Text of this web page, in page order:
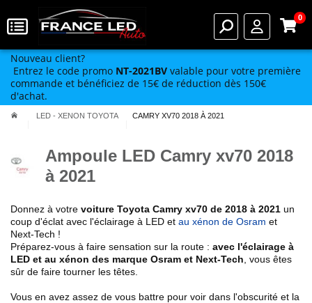
0
Nouveau client?
Entrez le code promo NT-2021BV valable pour votre première
commande et bénéficiez de 15€ de réduction dès 150€
d'achat.
LED - XENON TOYOTA CAMRY XV70 2018 À 2021
Ampoule LED Camry xv70 2018
à 2021
Donnez à votre voiture Toyota Camry xv70 de 2018 à 2021 un
coup d'éclat avec l'éclairage à LED et au xénon de Osram et
Next-Tech !
Préparez-vous à faire sensation sur la route : avec l'éclairage à
LED et au xénon des marque Osram et Next-Tech , vous êtes
sûr de faire tourner les têtes.
Vous en avez assez de vous battre pour voir dans l'obscurité et la